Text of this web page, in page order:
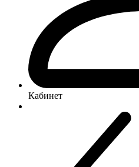
Кабинет